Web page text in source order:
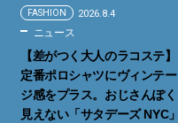
FASHION 2026.8.4
ニュース
【差がつく大人のラコステ】
定番ポロシャツにヴィンテー
ジ感をプラス。おじさんぽく
見えない「サタデーズ NYC」